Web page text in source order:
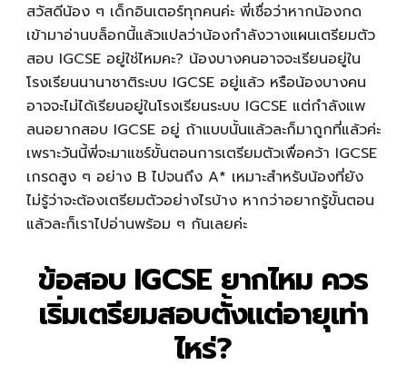
สวัสดีน้อง ๆ เด็กอินเตอร์ทุกคนค่ะ พี่เชื่อว่าหากน้องกด
เข้ามาอ่านบล็อกนี้แล้วแปลว่าน้องกำลังวางแผนเตรียมตัว
สอบ IGCSE อยู่ใช่ไหมคะ? น้องบางคนอาจจะเรียนอยู่ใน
โรงเรียนนานาชาติระบบ IGCSE อยู่แล้ว หรือน้องบางคน
อาจจะไม่ได้เรียนอยู่ในโรงเรียนระบบ IGCSE แต่กำลังแพ
ลนอยากสอบ IGCSE อยู่ ถ้าแบบนั้นแล้วละก็มาถูกที่แล้วค่ะ
เพราะวันนี้พี่จะมาแชร์ขั้นตอนการเตรียมตัวเพื่อคว้า IGCSE
เกรดสูง ๆ อย่าง B ไปจนถึง A* เหมาะสำหรับน้องที่ยัง
ไม่รู้ว่าจะต้องเตรียมตัวอย่างไรบ้าง หากว่าอยากรู้ขั้นตอน
แล้วละก็เราไปอ่านพร้อม ๆ กันเลยค่ะ
ข้อสอบ IGCSE ยากไหม ควร
เริ่มเตรียมสอบตั้งแต่อายุเท่า
ไหร่?